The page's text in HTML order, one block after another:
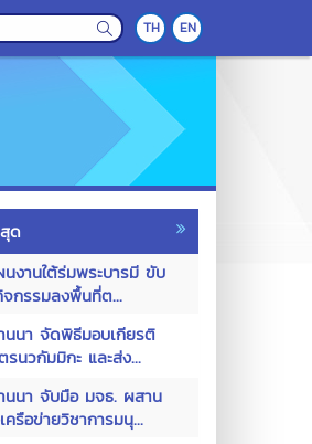
TH EN
ด
งานใต้ร่มพระบารมี ขับ
กรรมลงพื้นที่ต...
นนา จัดพิธีมอบเกียรติ
นวกัมมิกะ และส่ง...
นนา จับมือ มจธ. ผสาน
ครือข่ายวิชาการมนุ...